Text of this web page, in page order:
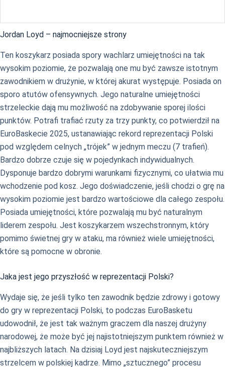
Jordan Loyd – najmocniejsze strony
Ten koszykarz posiada spory wachlarz umiejętności na tak
wysokim poziomie, że pozwalają one mu być zawsze istotnym
zawodnikiem w drużynie, w której akurat występuje. Posiada on
sporo atutów ofensywnych. Jego naturalne umiejętności
strzeleckie dają mu możliwość na zdobywanie sporej ilości
punktów. Potrafi trafiać rzuty za trzy punkty, co potwierdził na
EuroBaskecie 2025, ustanawiając rekord reprezentacji Polski
pod względem celnych „trójek” w jednym meczu (7 trafień).
Bardzo dobrze czuje się w pojedynkach indywidualnych.
Dysponuje bardzo dobrymi warunkami fizycznymi, co ułatwia mu
wchodzenie pod kosz. Jego doświadczenie, jeśli chodzi o grę na
wysokim poziomie jest bardzo wartościowe dla całego zespołu.
Posiada umiejętności, które pozwalają mu być naturalnym
liderem zespołu. Jest koszykarzem wszechstronnym, który
pomimo świetnej gry w ataku, ma również wiele umiejętności,
które są pomocne w obronie.
Jaka jest jego przyszłość w reprezentacji Polski?
Wydaje się, że jeśli tylko ten zawodnik będzie zdrowy i gotowy
do gry w reprezentacji Polski, to podczas EuroBasketu
udowodnił, że jest tak ważnym graczem dla naszej drużyny
narodowej, że może być jej najistotniejszym punktem również w
najbliższych latach. Na dzisiaj Loyd jest najskuteczniejszym
strzelcem w polskiej kadrze. Mimo „sztucznego” procesu